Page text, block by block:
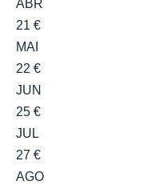
ABR
21 €
MAI
22 €
JUN
25 €
JUL
27 €
AGO